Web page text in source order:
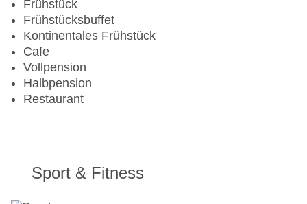
Frühstück
Frühstücksbuffet
Kontinentales Frühstück
Cafe
Vollpension
Halbpension
Restaurant
Sport & Fitness